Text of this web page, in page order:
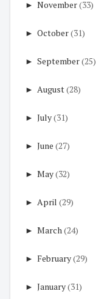
► November(33)
► October(31)
► September(25)
► August(28)
► July(31)
► June (27)
► May(32)
► April (29)
► March(24)
► February(29)
► January(31)